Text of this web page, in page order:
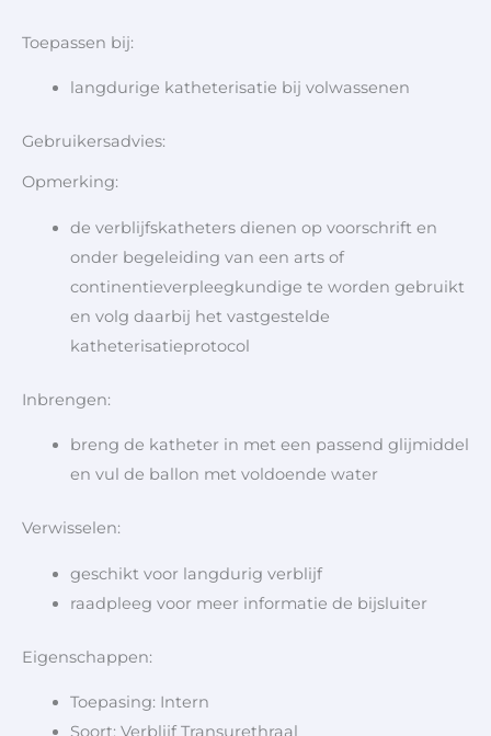
Toepassen bij:
langdurige katheterisatie bij volwassenen
Gebruikersadvies:
Opmerking:
de verblijfskatheters dienen op voorschrift en
onder begeleiding van een arts of
continentieverpleegkundige te worden gebruikt
en volg daarbij het vastgestelde
katheterisatieprotocol
Inbrengen:
breng de katheter in met een passend glijmiddel
en vul de ballon met voldoende water
Verwisselen:
geschikt voor langdurig verblijf
raadpleeg voor meer informatie de bijsluiter
Eigenschappen:
Toepasing: Intern
Soort: Verblijf Transurethraal